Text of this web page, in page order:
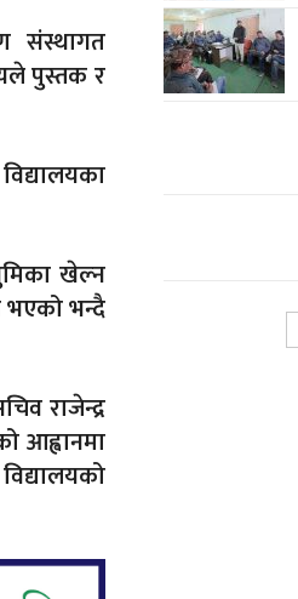
संस्थागत
पुस्तक र
खेल्न
भएको भन्दै
राजेन्द्र
आह्वानमा